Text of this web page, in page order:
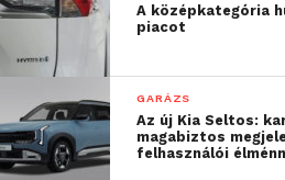
A középkategória
piacot
GARÁZS
Az új Kia Seltos:
magabiztos
felhasználói